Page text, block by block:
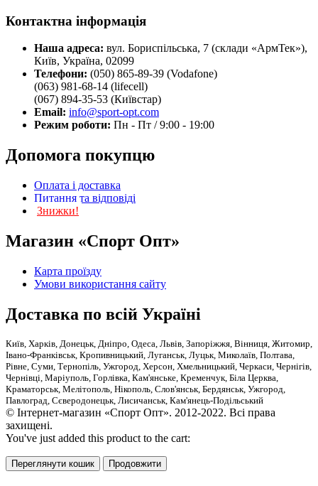
Контактна інформація
Наша адреса: вул. Бориспільська, 7 (склади «АрмТек»),
Київ, Україна, 02099
Телефони: (050) 865-89-39 (Vodafone)
(063) 981-68-14 (lifecell)
(067) 894-35-53 (Київстар)
Email: info@sport-opt.com
Режим роботи: Пн - Пт / 9:00 - 19:00
Допомога покупцю
Оплата і доставка
Питання та відповіді
Знижки!
Магазин «Спорт Опт»
Карта проїзду
Умови використання сайту
Доставка по всій Україні
Київ, Харків, Донецьк, Дніпро, Одеса, Львів, Запоріжжя, Вінниця, Житомир,
Івано-Франківськ, Кропивницький, Луганськ, Луцьк, Миколаїв, Полтава,
Рівне, Суми, Тернопіль, Ужгород, Херсон, Хмельницький, Черкаси, Чернігів,
Чернівці, Маріуполь, Горлівка, Кам'янське, Кременчук, Біла Церква,
Краматорськ, Мелітополь, Нікополь, Слов'янськ, Бердянськ, Ужгород,
Павлоград, Сєверодонецьк, Лисичанськ, Кам'янець-Подільський
© Інтернет-магазин «Спорт Опт». 2012-2022. Всі права
захищені.
You've just added this product to the cart:
Переглянути кошик Продовжити